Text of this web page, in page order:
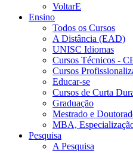
VoltarE
Ensino
Todos os Cursos
A Distância (EAD)
UNISC Idiomas
Cursos Técnicos -
Cursos
Educar-se
Cursos de Curta
Graduação
Mestrado e
MBA,
Pesquisa
A Pesquisa